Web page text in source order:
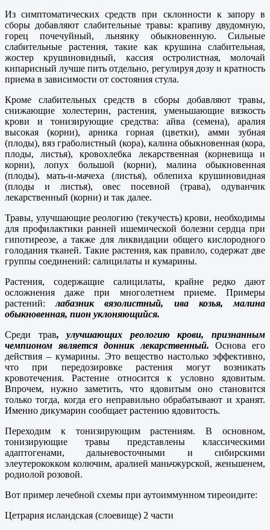
Из симптоматических средств при склонности к запору в
сборы добавляют слабительные травы: крапиву двудомную,
горец почечуйный, льнянку обыкновенную. Сильные
слабительные растения, такие как крушина слабительная,
жостер крушиновидный, кассия остролистная, молочай
кипарисный лучше пить отдельно, регулируя дозу и кратность
приема в зависимости от состояния стула.
Кроме слабительных средств в сборы добавляют травы,
снижающие холестерин, растения, уменьшающие вязкость
крови и тонизирующие средства: айва (семена), аралия
высокая (корни), арника горная (цветки), амми зубная
(плоды), вяз граболистный (кора), калина обыкновенная (кора,
плоды, листья), кровохлебка лекарственная (корневища и
корни), лопух большой (корни), малина обыкновенная
(плоды), мать-и-мачеха (листья), облепиха крушиновидная
(плоды и листья), овес посевной (трава), одуванчик
лекарственный (корни) и так далее.
Травы, улучшающие реологию (текучесть) крови, необходимы
для профилактики ранней ишемической болезни сердца при
гипотиреозе, а также для ликвидации общего кислородного
голодания тканей. Такие растения, как правило, содержат две
группы соединений: салицилаты и кумарины.
Растения, содержащие салицилаты, крайне редко дают
осложнения даже при многолетнем приеме. Примеры
растений:лабазник вязолистный, ива козья, малина
обыкновенная, пион уклоняющийся.
Среди трав, улучшающих реологию крови, признанным
чемпионом является донник лекарственный. Основа его
действия – кумарины. Это вещество настолько эффективно,
что при передозировке растения могут возникать
кровотечения. Растение относится к условно ядовитым.
Впрочем, нужно заметить, что ядовитым оно становится
только тогда, когда его неправильно обрабатывают и хранят.
Именно дикумарин сообщает растению ядовитость.
Переходим к тонизирующим растениям. В основном,
тонизирующие травы представлены классическими
адаптогенами, дальневосточными и сибирскими
элеутерококком колючим, аралией маньчжурской, женьшенем,
родиолой розовой.
Вот пример лечебной схемы при аутоиммунном тиреоидите:
Цетрария исландская (слоевище) 2 части